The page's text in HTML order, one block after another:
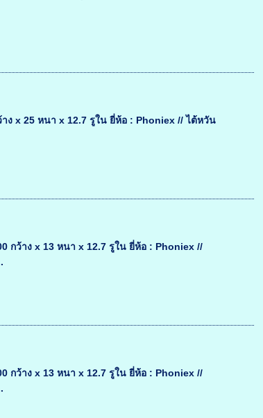
ง x 25 หนา x 12.7 รูใน ยี่ห้อ : Phoniex // ไต้หวัน
กว้าง x 13 หนา x 12.7 รูใน ยี่ห้อ : Phoniex //
กว้าง x 13 หนา x 12.7 รูใน ยี่ห้อ : Phoniex //